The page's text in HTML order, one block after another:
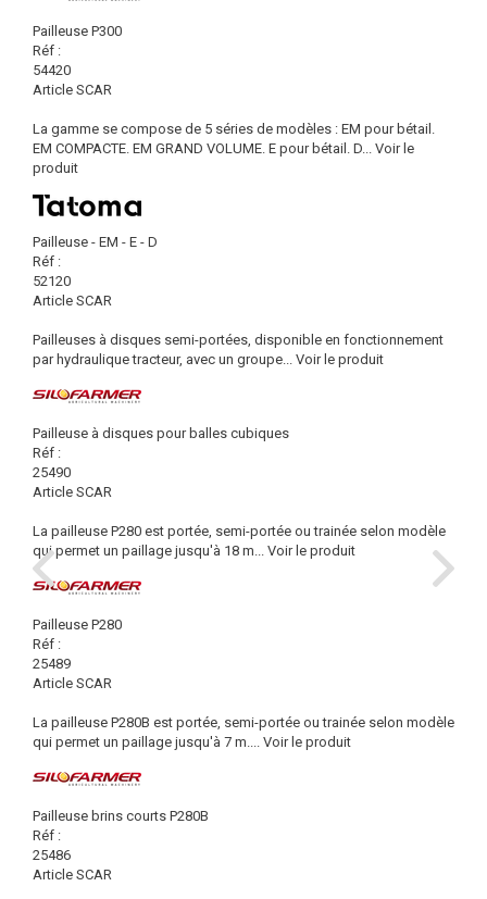
Pailleuse P300
Réf :
54420
Article SCAR
La gamme se compose de 5 séries de modèles : EM pour bétail.
EM COMPACTE. EM GRAND VOLUME. E pour bétail. D... Voir le
produit
Pailleuse - EM - E - D
Réf :
52120
Article SCAR
Pailleuses à disques semi-portées, disponible en fonctionnement
par hydraulique tracteur, avec un groupe... Voir le produit
Pailleuse à disques pour balles cubiques
Réf :
25490
Article SCAR
La pailleuse P280 est portée, semi-portée ou trainée selon modèle
qui permet un paillage jusqu'à 18 m... Voir le produit
Pailleuse P280
Réf :
25489
Article SCAR
La pailleuse P280B est portée, semi-portée ou trainée selon modèle
qui permet un paillage jusqu'à 7 m.... Voir le produit
Pailleuse brins courts P280B
Réf :
25486
Article SCAR